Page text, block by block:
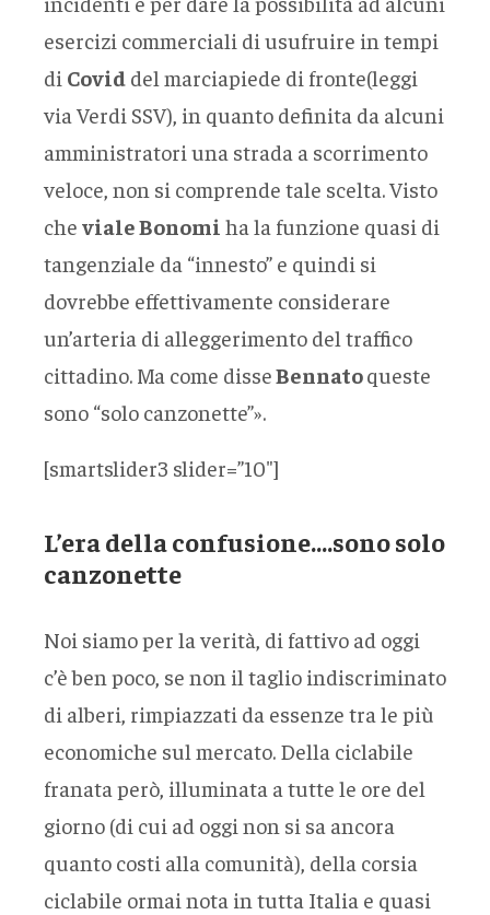
esercizi commerciali di usufruire in tempi
di Covid del marciapiede di fronte(leggi
via Verdi SSV), in quanto definita da alcuni
amministratori una strada a scorrimento
veloce, non si comprende tale scelta. Visto
che viale Bonomi ha la funzione quasi di
tangenziale da “innesto” e quindi si
dovrebbe effettivamente considerare
un’arteria di alleggerimento del traffico
cittadino. Ma come disseBennatoqueste
sono “solo canzonette”».
[smartslider3 slider=”10″]
L’era della confusione….sono solo
canzonette
Noi siamo per la verità, di fattivo ad oggi
c’è ben poco, se non il taglio indiscriminato
di alberi, rimpiazzati da essenze tra le più
economiche sul mercato. Della ciclabile
franata però, illuminata a tutte le ore del
giorno (di cui ad oggi non si sa ancora
quanto costi alla comunità), della corsia
ciclabile ormai nota in tutta Italia e quasi